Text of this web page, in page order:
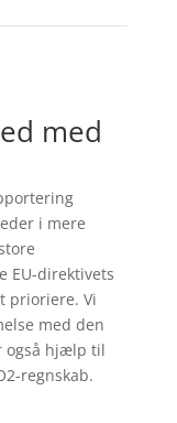
med
i mere
EU-direktivets
prioriere. Vi
med den
også hjælp til
regnskab.